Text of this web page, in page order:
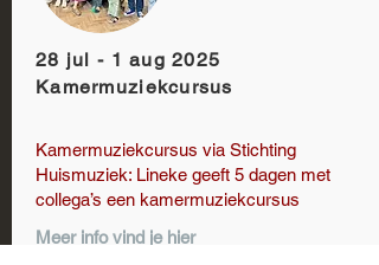
28 jul - 1 aug 2025
Kamermuziekcursus
Kamermuziekcursus via Stichting
Huismuziek: Lineke geeft 5 dagen met
collega’s een kamermuziekcursus
Meer info vind je hier